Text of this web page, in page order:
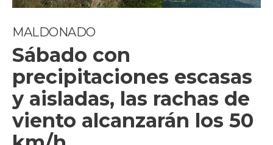
MALDONADO
Sábado con
precipitaciones escasas
y aisladas, las rachas de
viento alcanzarán los 50